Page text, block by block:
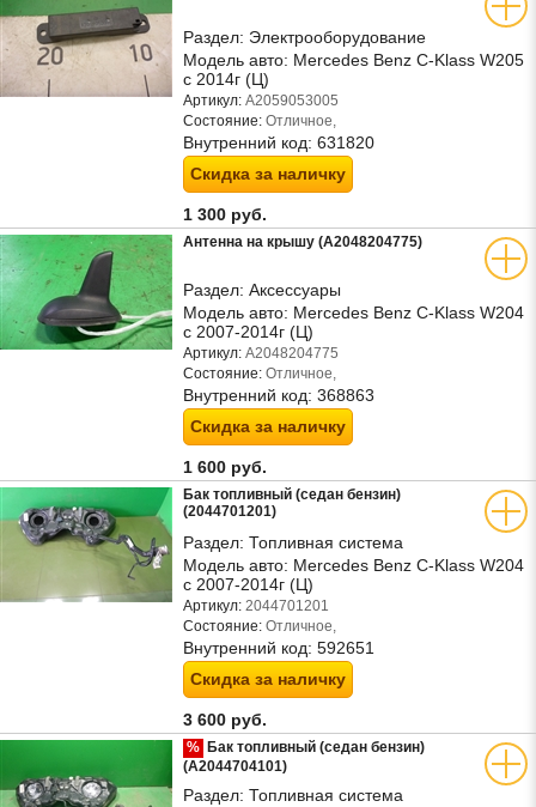
Раздел: Электрооборудование
Модель авто: Mercedes Benz C-Klass W205
с 2014г (Ц)
Артикул: A2059053005
Состояние: Отличное,
Внутренний код: 631820
Скидка за наличку
1 300 руб.
Антенна на крышу (A2048204775)
Раздел: Аксессуары
Модель авто: Mercedes Benz C-Klass W204
с 2007-2014г (Ц)
Артикул: A2048204775
Состояние: Отличное,
Внутренний код: 368863
Скидка за наличку
1 600 руб.
Бак топливный (седан бензин)
(2044701201)
Раздел: Топливная система
Модель авто: Mercedes Benz C-Klass W204
с 2007-2014г (Ц)
Артикул: 2044701201
Состояние: Отличное,
Внутренний код: 592651
Скидка за наличку
3 600 руб.
% Бак топливный (седан бензин)
(A2044704101)
Раздел: Топливная система